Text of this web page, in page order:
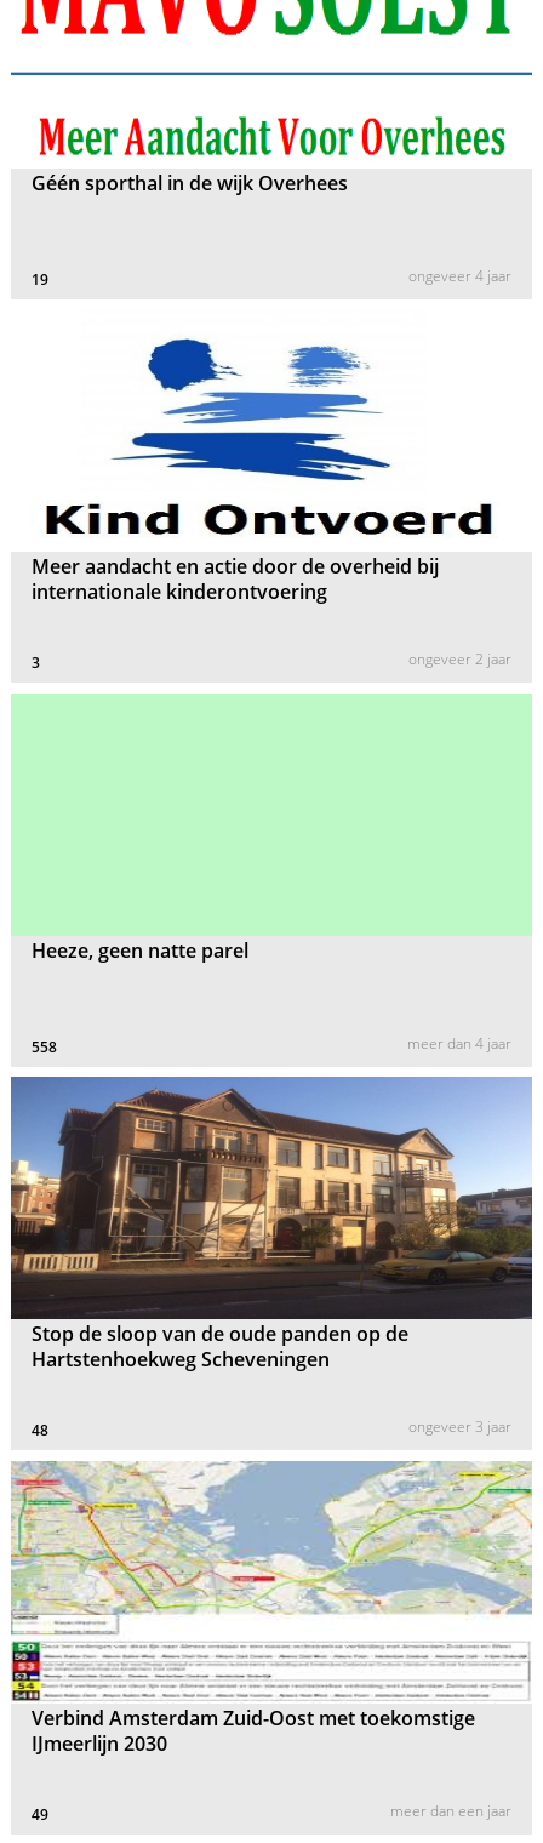
Géén sporthal in de wijk Overhees
19 ongeveer 4 jaar
Meer aandacht en actie door de overheid bij
internationale kinderontvoering
3 ongeveer 2 jaar
Heeze, geen natte parel
558 meer dan 4 jaar
Stop de sloop van de oude panden op de
Hartstenhoekweg Scheveningen
48 ongeveer 3 jaar
Verbind Amsterdam Zuid-Oost met toekomstige
IJmeerlijn 2030
49 meer dan een jaar